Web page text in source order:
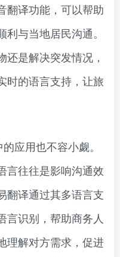
翻译功能，可以帮助
与当地居民沟通。
是解决突发情况，
时的语言支持，让旅
应用也不容小觑。
言往往是影响沟通效
翻译通过其多语言支
言识别，帮助商务人
理解对方需求，促进